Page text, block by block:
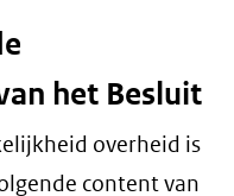
het Besluit
overheid is
content van